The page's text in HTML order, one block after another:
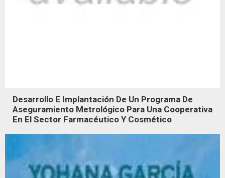
Desarrollo E Implantación De Un Programa De
Aseguramiento Metrológico Para Una Cooperativa
En El Sector Farmacéutico Y Cosmético